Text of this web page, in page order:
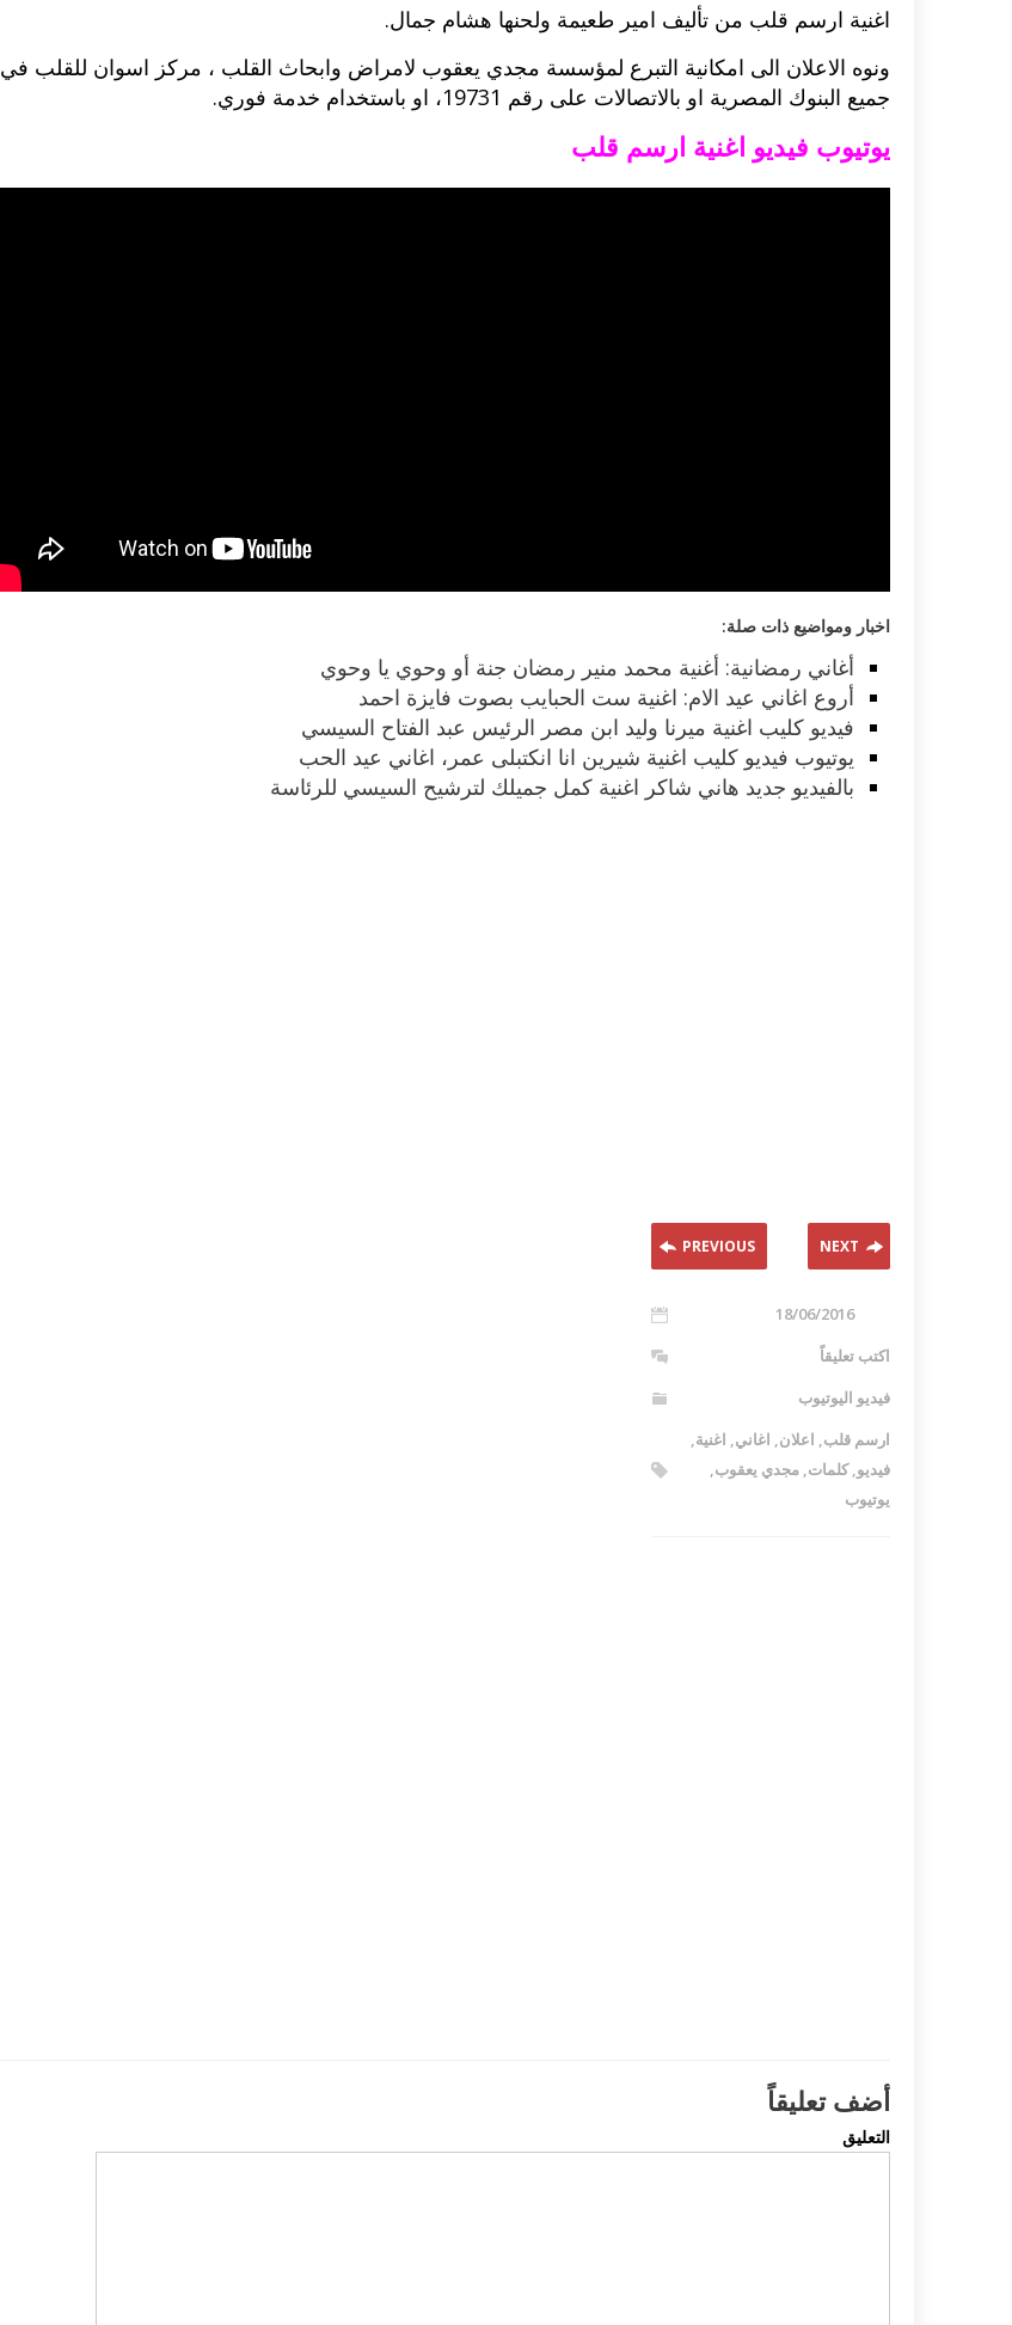
اغنية ارسم قلب من تأليف امير طعيمة ولحنها هشام جمال.
ونوه الاعلان الى امكانية التبرع لمؤسسة مجدي يعقوب لامراض وابحاث القلب ، مركز اسوان للقلب في
جميع البنوك المصرية او بالاتصالات على رقم 19731، او باستخدام خدمة فوري.
يوتيوب فيديو اغنية ارسم قلب
اخبار ومواضيع ذات صلة:
أغاني رمضانية: أغنية محمد منير رمضان جنة أو وحوي يا وحوي
أروع اغاني عيد الام: اغنية ست الحبايب بصوت فايزة احمد
فيديو كليب اغنية ميرنا وليد ابن مصر الرئيس عبد الفتاح السيسي
يوتيوب فيديو كليب اغنية شيرين انا انكتبلى عمر، اغاني عيد الحب
بالفيديو جديد هاني شاكر اغنية كمل جميلك لترشيح السيسي للرئاسة
PREVIOUS NEXT
18/06/2016
اكتب تعليقاً
فيديو اليوتيوب
ارسم قلب, اعلان, اغاني, اغنية,
فيديو,كلمات, مجدي يعقوب,
يوتيوب
أضف تعليقاً
التعليق